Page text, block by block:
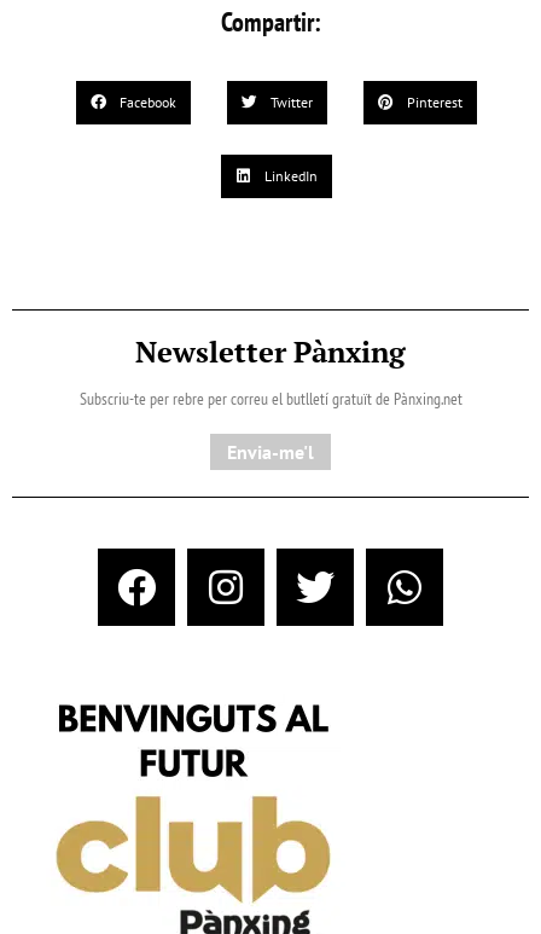
Compartir:
Facebook Twitter Pinterest
LinkedIn
Newsletter Pànxing
Subscriu-te per rebre per correu el butlletí gratuït de Pànxing.net​
Envia-me'l